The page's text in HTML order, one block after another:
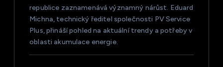
republice zaznamenává významný nárůst. Eduard
Michna, technický ředitel společnosti PV Service
Plus, přináší pohled na aktuální trendy a potřeby v
oblasti akumulace energie.